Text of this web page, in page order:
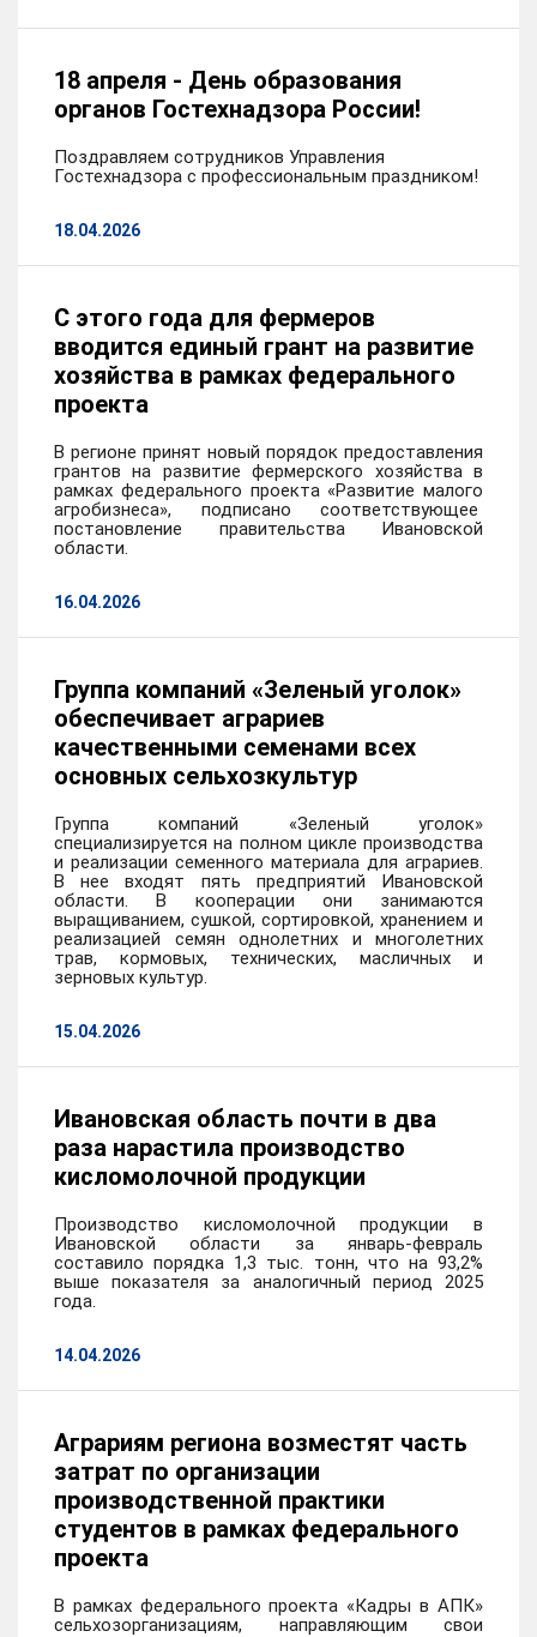
18 апреля - День образования
органов Гостехнадзора России!
Поздравляем сотрудников Управления
Гостехнадзора с профессиональным праздником!
18.04.2026
С этого года для фермеров
вводится единый грант на развитие
хозяйства в рамках федерального
проекта
В регионе принят новый порядок предоставления
грантов на развитие фермерского хозяйства в
рамках федерального проекта «Развитие малого
агробизнеса», подписано соответствующее
постановление правительства Ивановской
области.
16.04.2026
Группа компаний «Зеленый уголок»
обеспечивает аграриев
качественными семенами всех
основных сельхозкультур
Группа компаний «Зеленый уголок»
специализируется на полном цикле производства
и реализации семенного материала для аграриев.
В нее входят пять предприятий Ивановской
области. В кооперации они занимаются
выращиванием, сушкой, сортировкой, хранением и
реализацией семян однолетних и многолет­них
трав, кормовых, технических, масличных и
зерновых культур.
15.04.2026
Ивановская область почти в два
раза нарастила производство
кисломолочной продукции
Производство кисломолочной продукции в
Ивановской области за январь-февраль
составило порядка 1,3 тыс. тонн, что на 93,2%
выше показателя за аналогичный период 2025
года.
14.04.2026
Аграриям региона возместят часть
затрат по организации
производственной практики
студентов в рамках федерального
проекта
В рамках федерального проекта «Кадры в АПК»
сельхозорганизациям, направляющим свои